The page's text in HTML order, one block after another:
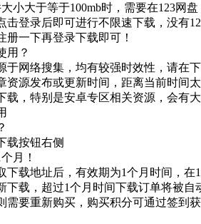
小大于等于100mb时，需要在123网盘
击登录后即可进行不限速下载，没有
册一下再登录下载即可！
用？
于网络搜集，均有较强时效性，请在下
资源发布或更新时间，距离当前时间太
载，特别是安卓专区相关资源，会有大
载按钮右侧
月！
下载地址后，有效期为1个月时间，在1
下载，超过1个月时间下载订单将被自
需要重新购买，购买积分可通过签到获